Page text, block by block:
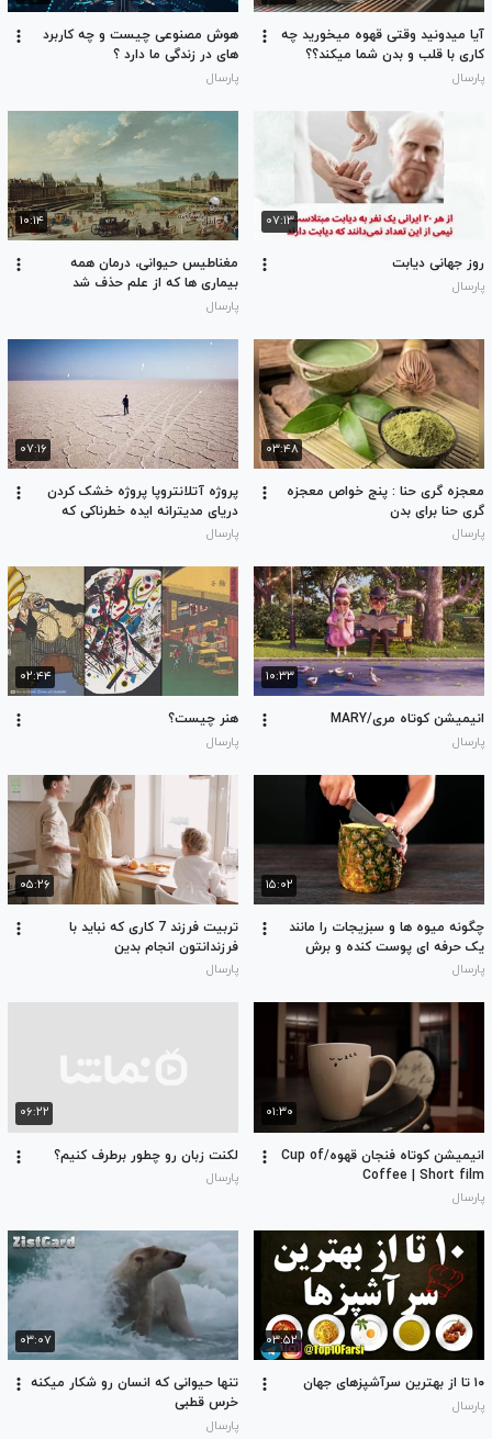
آیا میدونید وقتی قهوه میخورید چه
کاری با قلب و بدن شما میکند؟؟
پارسال
هوش مصنوعی چیست و چه کاربرد
های در زندگی ما دارد ؟
پارسال
۰۷:۱۳
روز جهانی دیابت
پارسال
۱۰:۱۴
مغناطیس حیوانی، درمان همه
بیماری ها که از علم حذف شد
پارسال
۰۳:۴۸
معجزه گری حنا : پنج خواص معجزه
گری حنا برای بدن
پارسال
۰۷:۱۶
پروژه آتلانتروپا پروژه خشک کردن
دریای مدیترانه ایده خطرناکی که
عملی میشد دنیا نابود میشد؟!!
پارسال
۱۰:۳۳
انیمیشن کوتاه مری/MARY
پارسال
۰۲:۴۴
هنر چیست؟
پارسال
۱۵:۰۲
چگونه میوه ها و سبزیجات را مانند
یک حرفه ای پوست کنده و برش
دهیم
پارسال
۰۵:۲۶
تربیت فرزند 7 کاری که نباید با
فرزندانتون انجام بدین
پارسال
۰۱:۳۰
انیمیشن کوتاه فنجان قهوه/Cup of
Coffee | Short film
پارسال
۰۶:۲۲
لکنت زبان رو چطور برطرف کنیم؟
پارسال
۰۳:۵۲
۱۰ تا از بهترین سرآشپزهای جهان
پارسال
۰۳:۰۷
تنها حیوانی که انسان رو شکار میکنه
خرس قطبی
پارسال